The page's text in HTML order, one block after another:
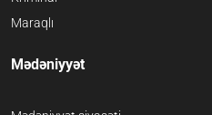
Maraqlı
Mədəniyyət